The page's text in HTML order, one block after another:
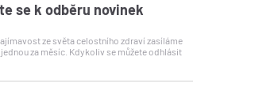
se k odběru novinek
ze světa celostního zdraví zasíláme
za měsíc. Kdykoliv se můžete odhlásit